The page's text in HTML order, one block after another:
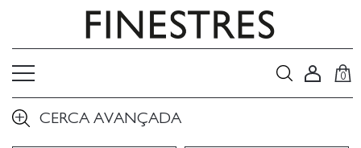
0
CERCA AVANÇADA